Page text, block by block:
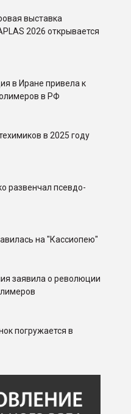
выставка
2026 открывается
в Иране привела к
в РФ
в 2025 году
развенчал псевдо-
на "Кассиопею"
заявила о революции
погружается в